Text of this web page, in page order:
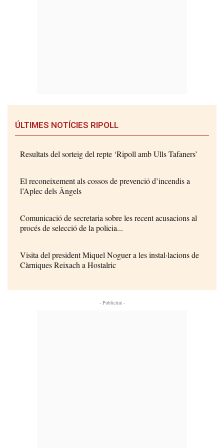
ÚLTIMES NOTÍCIES RIPOLL
Resultats del sorteig del repte ‘Ripoll amb Ulls Tafaners’
El reconeixement als cossos de prevenció d’incendis a
l’Aplec dels Àngels
Comunicació de secretaria sobre les recent acusacions al
procés de selecció de la policia...
Visita del president Miquel Noguer a les instal·lacions de
Càrniques Reixach a Hostalric
- Publicitat -